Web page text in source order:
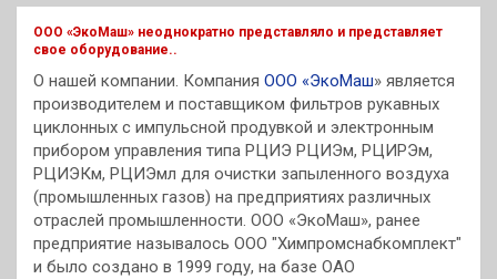
к
ООО «ЭкоМаш» неоднократно представляло и представляет
свое оборудование..
О нашей компании. Компания ООО «ЭкоМаш» является
производителем и поставщиком фильтров рукавных
циклонных с импульсной продувкой и электронным
прибором управления типа РЦИЭ РЦИЭм, РЦИРЭм,
РЦИЭКм, РЦИЭмл для очистки запыленного воздуха
(промышленных газов) на предприятиях различных
отраслей промышленности. ООО «ЭкоМаш», ранее
предприятие называлось ООО "Химпромснабкомплект"
и было создано в 1999 году, на базе ОАО